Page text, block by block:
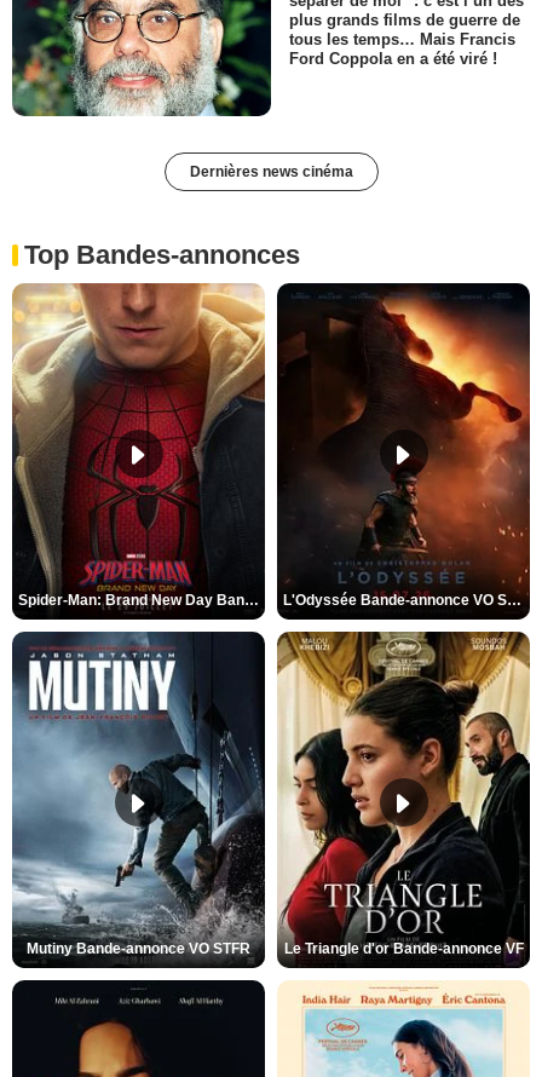
plus grands films de guerre de
tous les temps… Mais Francis
Ford Coppola en a été viré !
Dernières news cinéma
Top Bandes-annonces
Spider-Man: Brand New Day Bande-annonce VO STFR L'Odyssée Bande-annonce VO STFR
Mutiny Bande-annonce VO STFR Le Triangle d'or Bande-annonce VF